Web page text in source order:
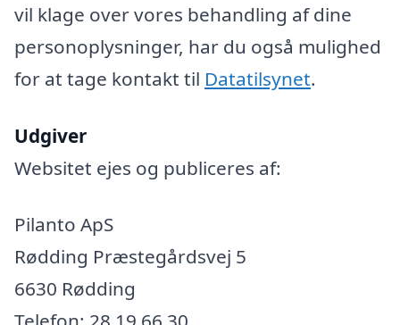
vil klage over vores behandling af dine
personoplysninger, har du også mulighed
for at tage kontakt til Datatilsynet.
Udgiver
Websitet ejes og publiceres af:
Pilanto ApS
Rødding Præstegårdsvej 5
6630 Rødding